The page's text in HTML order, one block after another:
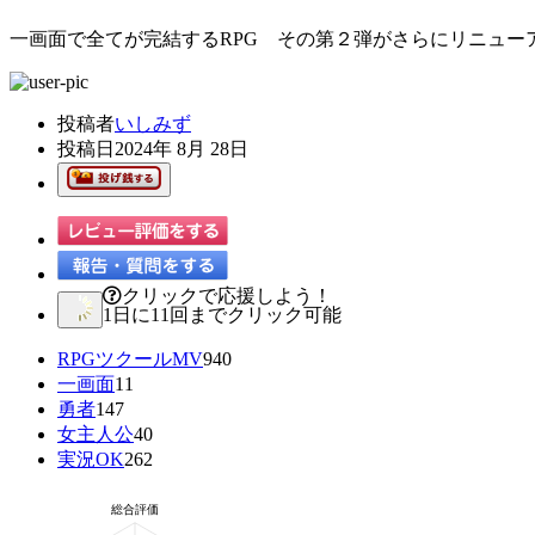
一画面で全てが完結するRPG その第２弾がさらにリニュー
投稿者いしみず
投稿日 2024年 8月 28日
クリックで応援しよう！
1日に11回までクリック可能
RPGツクールMV940
一画面11
勇者147
女主人公40
実況OK262